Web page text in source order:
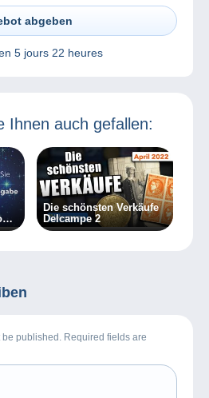
abgeben
5 jours 22 heures
Ihnen auch gefallen:
Die schönsten Verkäufe
Delcampe 2
published. Required fields are